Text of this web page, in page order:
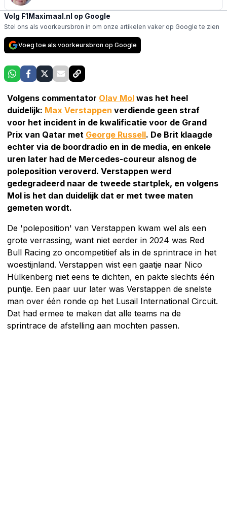
Volg F1Maximaal.nl op Google
Stel ons als voorkeursbron in om onze artikelen vaker op Google te zien
Voeg toe als voorkeursbron op Google
Volgens commentator Olav Mol was het heel
duidelijk: Max Verstappen verdiende geen straf
voor het incident in de kwalificatie voor de Grand
Prix van Qatar met George Russell. De Brit klaagde
echter via de boordradio en in de media, en enkele
uren later had de Mercedes-coureur alsnog de
poleposition veroverd. Verstappen werd
gedegradeerd naar de tweede startplek, en volgens
Mol is het dan duidelijk dat er met twee maten
gemeten wordt.
De 'poleposition' van Verstappen kwam wel als een
grote verrassing, want niet eerder in 2024 was Red
Bull Racing zo oncompetitief als in de sprintrace in het
woestijnland. Verstappen wist een gaatje naar Nico
Hülkenberg niet eens te dichten, en pakte slechts één
puntje. Een paar uur later was Verstappen de snelste
man over één ronde op het Lusail International Circuit.
Dat had ermee te maken dat alle teams na de
sprintrace de afstelling aan mochten passen.